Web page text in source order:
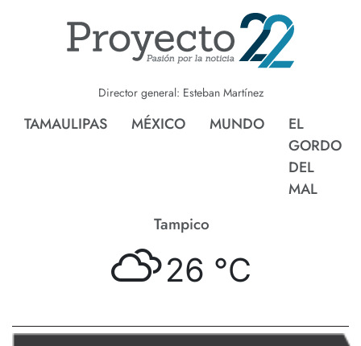
Director general: Esteban Martínez
TAMAULIPAS MÉXICO MUNDO
EL
GORDO
DEL
MAL
Tampico
26 °C